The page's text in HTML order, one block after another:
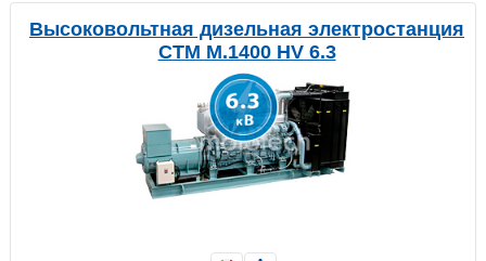
Высоковольтная дизельная электростанция
CTM M.1400 HV 6.3